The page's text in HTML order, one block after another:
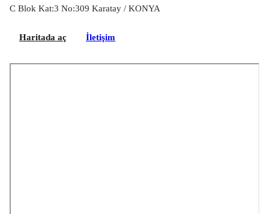
C Blok Kat:3 No:309 Karatay / KONYA
Haritada aç İletişim